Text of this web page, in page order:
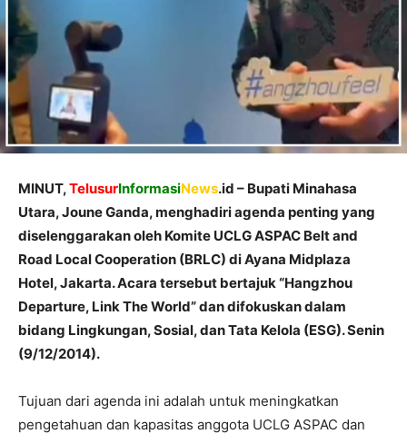
MINUT,TelusurInformasiNews.id – Bupati Minahasa
Utara, Joune Ganda, menghadiri agenda penting yang
diselenggarakan oleh Komite UCLG ASPAC Belt and
Road Local Cooperation (BRLC) di Ayana Midplaza
Hotel, Jakarta. Acara tersebut bertajuk “Hangzhou
Departure, Link The World” dan difokuskan dalam
bidang Lingkungan, Sosial, dan Tata Kelola (ESG). Senin
(9/12/2014).
Tujuan dari agenda ini adalah untuk meningkatkan
pengetahuan dan kapasitas anggota UCLG ASPAC dan